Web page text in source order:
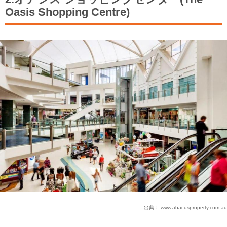
Oasis Shopping Centre)
出典： www.abacusproperty.com.au